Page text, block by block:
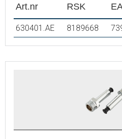
Art.nr RSK
630401.AE 8189668